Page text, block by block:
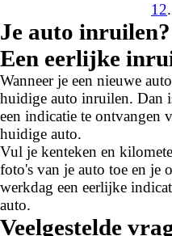
12
Je auto inruilen?
Een eerlijke
Wanneer je een nieuwe
huidige auto inruilen. Dan
een indicatie te ontvangen
huidige auto.
Vul je kenteken en
foto's van je auto toe en je
werkdag een eerlijke
auto.
Veelgestelde